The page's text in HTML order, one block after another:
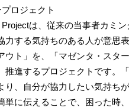
ロジェクト
は、従来の当事者カミ
力する気持ちのある人が意思
ウト」を、「マゼンタ・スタ
推進するプロジェクトです。
り、自分が協力したい気持ち
単に伝えることで、困った時